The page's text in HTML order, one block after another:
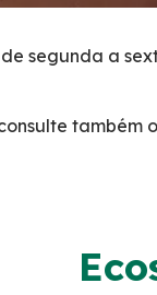
segunda a
também o